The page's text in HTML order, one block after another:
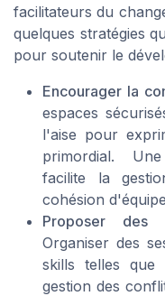
facilitateurs du
quelques stratégies
pour soutenir le
Encourager la
espaces
l'aise pour
primordial.
facilite la
cohésion
Proposer des
Organiser des
skills telles que
gestion des